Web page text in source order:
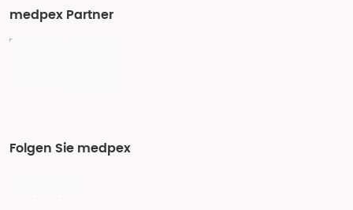
medpex Partner
Folgen Sie medpex